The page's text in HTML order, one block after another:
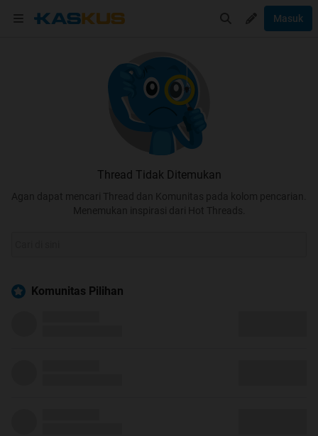
Masuk
Thread Tidak Ditemukan
Agan dapat mencari Thread dan Komunitas pada kolom pencarian.
Menemukan inspirasi dari Hot Threads.
Komunitas Pilihan